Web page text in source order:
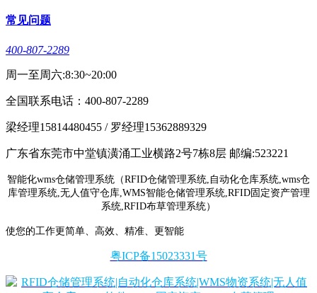
常见问题
400-807-2289
周一至周六:8:30~20:00
全国联系电话：400-807-2289
梁经理15814480455 / 罗经理15362889329
广东省东莞市中堂镇潢涌工业横路2号7栋8层 邮编:523221
智能化wms仓储管理系统（RFID仓储管理系统,自动化仓库系统,wms仓
库管理系统,无人值守仓库,WMS智能仓储管理系统,RFID固定资产管理
系统,RFID布草管理系统）
使您的工作更简单、高效、精准、更智能
粤ICP备15023331号